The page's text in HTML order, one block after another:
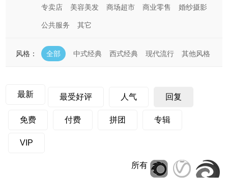
专卖店 美容美发 商场超市 商业零售 婚纱摄影
公共服务 其它
风格： 全部 中式经典 西式经典 现代流行 其他风格
最新 最受好评 人气 回复
免费 付费 拼团 专辑
VIP
所有